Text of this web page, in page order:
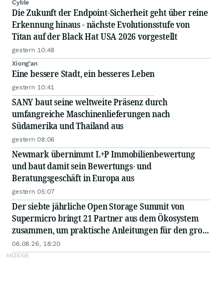
Cyble
Die Zukunft der Endpoint-Sicherheit geht über reine
Erkennung hinaus - nächste Evolutionsstufe von
Titan auf der Black Hat USA 2026 vorgestellt
gestern 10:48
Xiong'an
Eine bessere Stadt, ein besseres Leben
gestern 10:41
SANY baut seine weltweite Präsenz durch
umfangreiche Maschinenlieferungen nach
Südamerika und Thailand aus
gestern 08:06
Newmark übernimmt L+P Immobilienbewertung
und baut damit sein Bewertungs- und
Beratungsgeschäft in Europa aus
gestern 05:07
Der siebte jährliche Open Storage Summit von
Supermicro bringt 21 Partner aus dem Ökosystem
zusammen, um praktische Anleitungen für den groß
angelegten Einsatz von KI in Unternehmen
auszutauschen
06.08.26, 18:20